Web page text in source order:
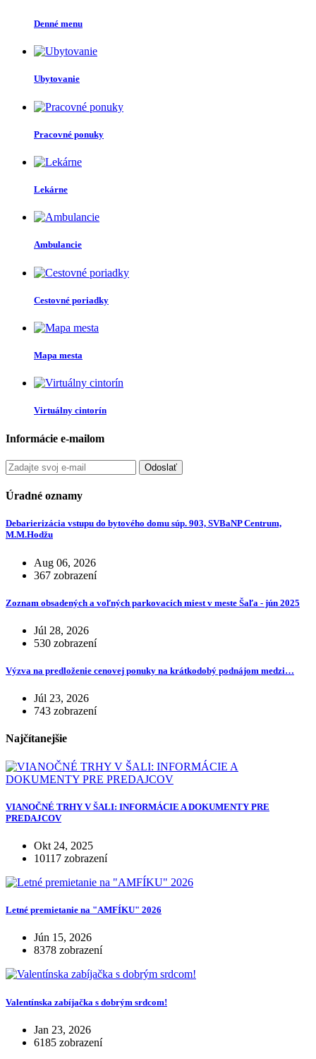
Denné menu
Ubytovanie
Pracovné ponuky
Lekárne
Ambulancie
Cestovné poriadky
Mapa mesta
Virtuálny cintorín
Informácie e-mailom
Odoslať
Úradné oznamy
Debarierizácia vstupu do bytového domu súp. 903, SVBaNP Centrum,
M.M.Hodžu
Aug 06, 2026
367 zobrazení
Zoznam obsadených a voľných parkovacích miest v meste Šaľa - jún 2025
Júl 28, 2026
530 zobrazení
Výzva na predloženie cenovej ponuky na krátkodobý podnájom medzi…
Júl 23, 2026
743 zobrazení
Najčítanejšie
VIANOČNÉ TRHY V ŠALI: INFORMÁCIE A DOKUMENTY PRE
PREDAJCOV
Okt 24, 2025
10117 zobrazení
Letné premietanie na "AMFÍKU" 2026
Jún 15, 2026
8378 zobrazení
Valentínska zabíjačka s dobrým srdcom!
Jan 23, 2026
6185 zobrazení